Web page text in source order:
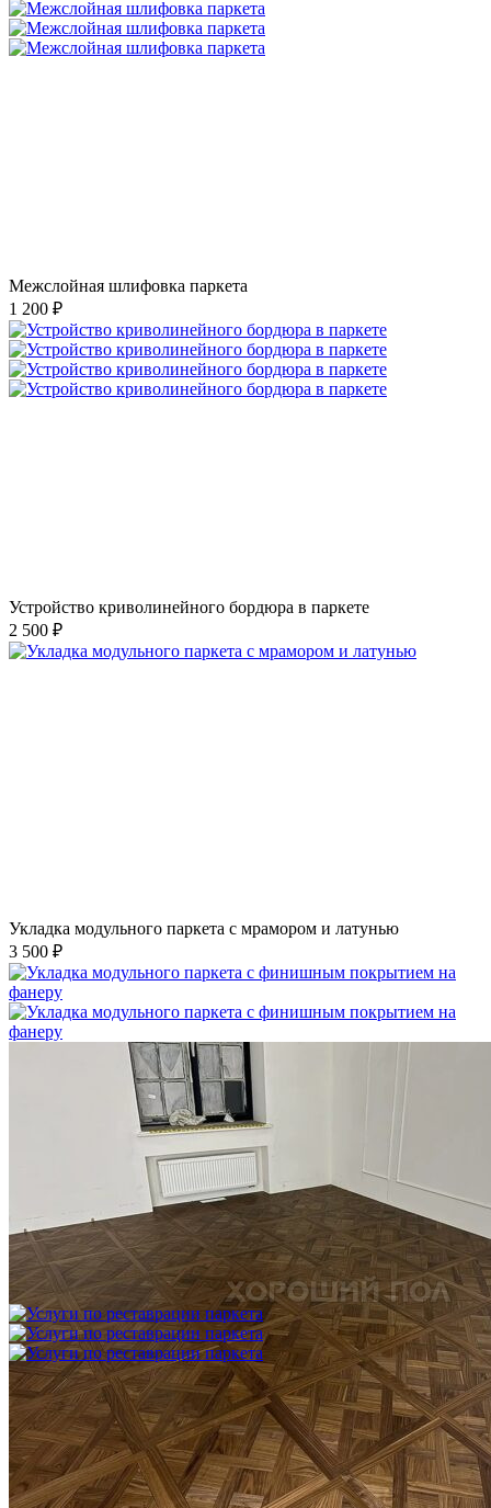
Межслойная шлифовка паркета
1 200 ₽
Устройство криволинейного бордюра в паркете
2 500 ₽
Укладка модульного паркета с мрамором и латунью
3 500 ₽
Укладка модульного паркета с финишным покрытием на
фанеру
3 600 ₽